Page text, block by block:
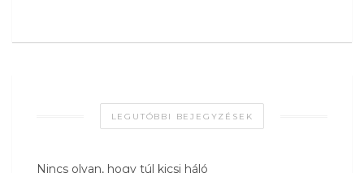
LEGUTÓBBI BEJEGYZÉSEK
Nincs olyan, hogy túl kicsi háló